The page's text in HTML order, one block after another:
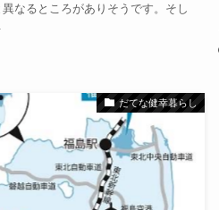
なるところがありそうです。そし
だてな健幸暮らし